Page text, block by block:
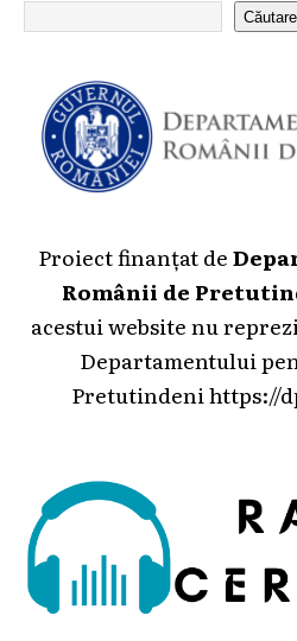
Căutare
Proiect finanțat de
Românii de
acestui website nu
Departamentului
Pretutindenihttps://